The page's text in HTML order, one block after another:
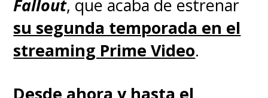
a todas las tiendas digitales a
especificar a los clientes que,
al adquirir un título digital,
solo están comprando la
Fallout, que acaba de estrenar
su segunda temporada en el
streaming Prime Video.